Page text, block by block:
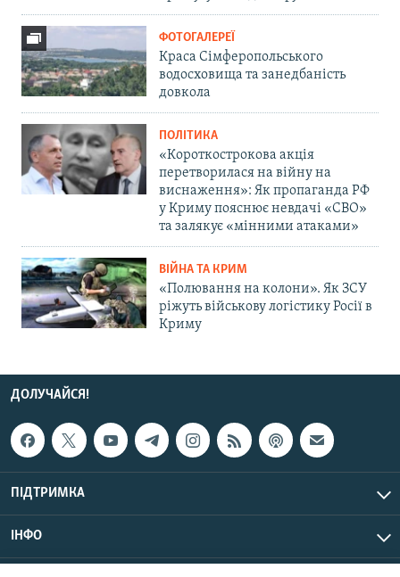
ФОТОГАЛЕРЕЇ
Краса Сімферопольського
водосховища та занедбаність
довкола
ПОЛІТИКА
«Короткострокова акція
перетворилася на війну на
виснаження»: Як пропаганда РФ
у Криму пояснює невдачі «СВО»
та залякує «мінними атаками»
ВІЙНА ТА КРИМ
«Полювання на колони». Як ЗСУ
ріжуть військову логістику Росії в
Криму
ДОЛУЧАЙСЯ!
ПІДТРИМКА
ІНФО